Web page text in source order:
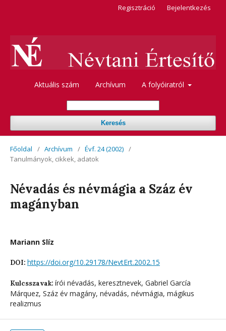
Aktuális szám Archívum A folyóiratról
Keresés
Regisztráció Bejelentkezés
Főoldal / Archívum / Évf. 24 (2002) /
Tanulmányok, cikkek, adatok
Névadás és névmágia a Száz év
magányban
Mariann Slíz
DOI: https://doi.org/10.29178/NevtErt.2002.15
Kulcsszavak: írói névadás, keresztnevek, Gabriel García
Márquez, Száz év magány, névadás, névmágia, mágikus
realizmus